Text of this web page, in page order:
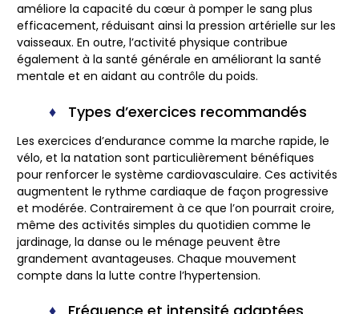
améliore la capacité du cœur à pomper le sang plus
efficacement, réduisant ainsi la pression artérielle sur les
vaisseaux. En outre, l’activité physique contribue
également à la santé générale en améliorant la santé
mentale et en aidant au contrôle du poids.
Types d’exercices recommandés
Les exercices d’endurance comme la marche rapide, le
vélo, et la natation sont particulièrement bénéfiques
pour renforcer le système cardiovasculaire. Ces activités
augmentent le rythme cardiaque de façon progressive
et modérée. Contrairement à ce que l’on pourrait croire,
même des activités simples du quotidien comme le
jardinage, la danse ou le ménage peuvent être
grandement avantageuses. Chaque mouvement
compte dans la lutte contre l’hypertension.